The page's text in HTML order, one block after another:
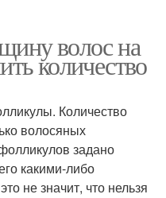
волос на
количество
Количество
волосяных
задано
какими-либо
не значит, что нельзя